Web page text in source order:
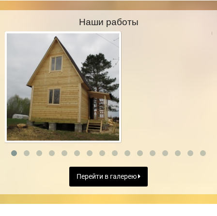
Наши работы
Перейти в галерею